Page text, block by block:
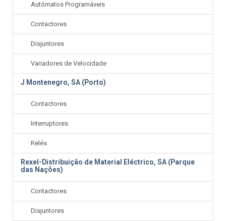
Autómatos Programáveis
Contactores
Disjuntores
Variadores de Velocidade
J Montenegro, SA (Porto)
Contactores
Interruptores
Relés
Rexel-Distribuição de Material Eléctrico, SA (Parque
das Nações)
Contactores
Disjuntores